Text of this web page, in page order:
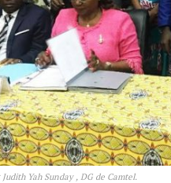
Yah Sunday , DG de Camtel.